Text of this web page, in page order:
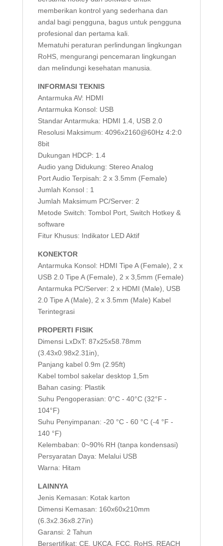
memberikan kontrol yang sederhana dan
andal bagi pengguna, bagus untuk pengguna
profesional dan pertama kali.
Mematuhi peraturan perlindungan lingkungan
RoHS, mengurangi pencemaran lingkungan
dan melindungi kesehatan manusia.
INFORMASI TEKNIS
Antarmuka AV: HDMI
Antarmuka Konsol: USB
Standar Antarmuka: HDMI 1.4, USB 2.0
Resolusi Maksimum: 4096x2160@60Hz 4:2:0
8bit
Dukungan HDCP: 1.4
Audio yang Didukung: Stereo Analog
Port Audio Terpisah: 2 x 3.5mm (Female)
Jumlah Konsol : 1
Jumlah Maksimum PC/Server: 2
Metode Switch: Tombol Port, Switch Hotkey &
software
Fitur Khusus: Indikator LED Aktif
KONEKTOR
Antarmuka Konsol: HDMI Tipe A (Female), 2 x
USB 2.0 Tipe A (Female), 2 x 3,5mm (Female)
Antarmuka PC/Server: 2 x HDMI (Male), USB
2.0 Tipe A (Male), 2 x 3.5mm (Male) Kabel
Terintegrasi
PROPERTI FISIK
Dimensi LxDxT: 87x25x58.78mm
(3.43x0.98x2.31in),
Panjang kabel 0.9m (2.95ft)
Kabel tombol sakelar desktop 1,5m
Bahan casing: Plastik
Suhu Pengoperasian: 0°C - 40°C (32°F -
104°F)
Suhu Penyimpanan: -20 °C - 60 °C (-4 °F -
140 °F)
Kelembaban: 0~90% RH (tanpa kondensasi)
Persyaratan Daya: Melalui USB
Warna: Hitam
LAINNYA
Jenis Kemasan: Kotak karton
Dimensi Kemasan: 160x60x210mm
(6.3x2.36x8.27in)
Garansi: 2 Tahun
Bersertifikat: CE, UKCA, FCC, RoHS, REACH